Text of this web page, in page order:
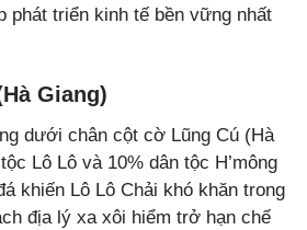
phát triển kinh tế bền vững nhất
Giang)
dưới chân cột cờ Lũng Cú (Hà
Lô Lô và 10% dân tộc H’mông
khiến Lô Lô Chải khó khăn trong
địa lý xa xôi hiểm trở hạn chế